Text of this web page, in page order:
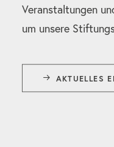
Veranstaltungen
um unsere
AKTUELLES